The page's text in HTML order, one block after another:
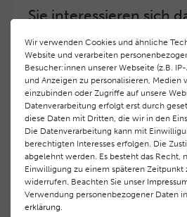
Sie interessieren sich
werden?
Hohe Servicequalität und ein
haben beiTHALGO COSMETIC
Anspruchsvollen Endverbrauchern
hohes Qualitätsniveau und
überdurchschnittliche
gewährleisten. Deshalb haben wir
Vertriebssystem eingeführt.
werden auf diese Weise
während Endverbrauchern eine
Dienstleistungsqualität und ein
Wir verwenden Cookies und ähnliche
Website und verarbeiten
Besucher:innen unserer Webseite (z.B.
und Anzeigen zu personalisieren, Medien
einzubinden oder Zugriffe auf unsere
Datenverarbeitung erfolgt erst durch
diese Daten mit Dritten, die wir in den
Die Datenverarbeitung kann mit
berechtigten Interesses erfolgen. Die
abgelehnt werden. Es besteht das Recht,
Einwilligung zu einem späteren Zeitpunkt
widerrufen. Beachten Sie unser
Verwendung personenbezogener Daten
erklärung.